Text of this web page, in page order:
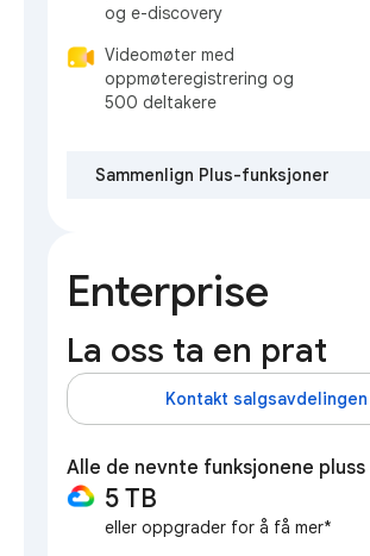
og e-discovery
Videomøter med
oppmøteregistrering og
500 deltakere
Sammenlign Plus-funksjoner
Enterprise
La oss ta en prat
Kontakt salgsavdelingen
Alle de nevnte funksjonene
5 TB
eller oppgrader for å få mer*